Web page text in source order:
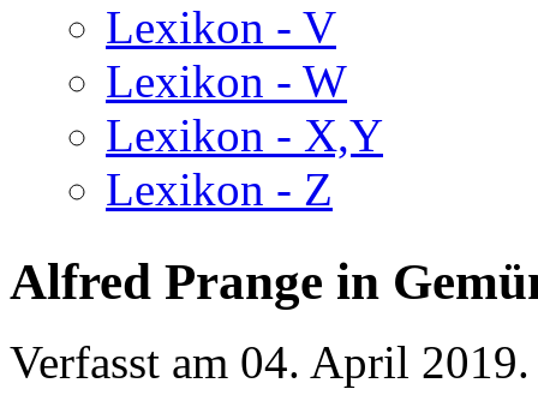
Lexikon - V
Lexikon - W
Lexikon - X,Y
Lexikon - Z
Alfred Prange in
Verfasst am 04. April 2019.